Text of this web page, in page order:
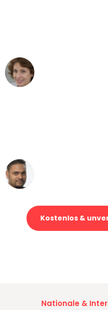
Kostenlos &
Nationale &